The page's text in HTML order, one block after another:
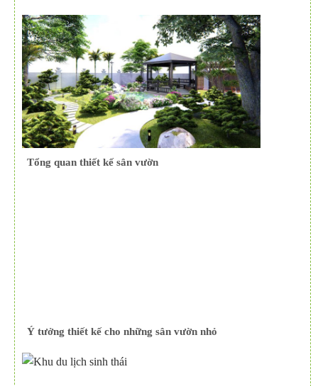
Tổng quan thiết kế sân vườn
Ý tưởng thiết kế cho những sân vườn nhỏ